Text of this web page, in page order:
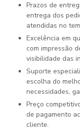
Prazos de entrega: Compromisso com a pontualidade na
entrega dos
atendidas no
Excelência em qualidade: Etiquetas duráveis, resistentes e
com impressão
visibilidade das
Suporte especializado: Equipe capacitada para auxiliar na
escolha do
necessidades,
Preço competitivo: Produtos de qualidade com condições
de pagamento
cliente.